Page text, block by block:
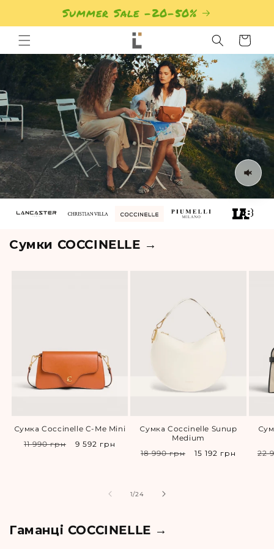
Summer Sale -20-50%
Кошик
Сумки COCCINELLE →
Сумка Coccinelle C-Me Mini
Звичайна
11 990 грн
Спеціальна
9 592 грн
Сумка Coccinelle Sunup
Medium
Звичайна
18 990 грн
Спеціальна
15 192 грн 22
1/з
24
Гаманці COCCINELLE →